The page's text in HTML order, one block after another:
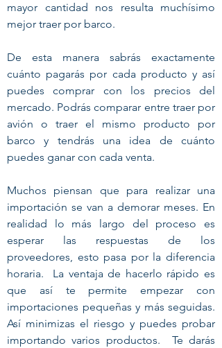
mayor cantidad nos resulta muchísimo
mejor traer por barco.
De esta manera sabrás exactamente
cuánto pagarás por cada producto y así
puedes comprar con los precios del
mercado. Podrás comparar entre traer por
avión o traer el mismo producto por
barco y tendrás una idea de cuánto
puedes ganar con cada venta.
Muchos piensan que para realizar una
importación se van a demorar meses. En
realidad lo más largo del proceso es
esperar las respuestas de los
proveedores, esto pasa por la diferencia
horaria. La ventaja de hacerlo rápido es
que así te permite empezar con
importaciones pequeñas y más seguidas.
Así minimizas el riesgo y puedes probar
importando varios productos. Te darás